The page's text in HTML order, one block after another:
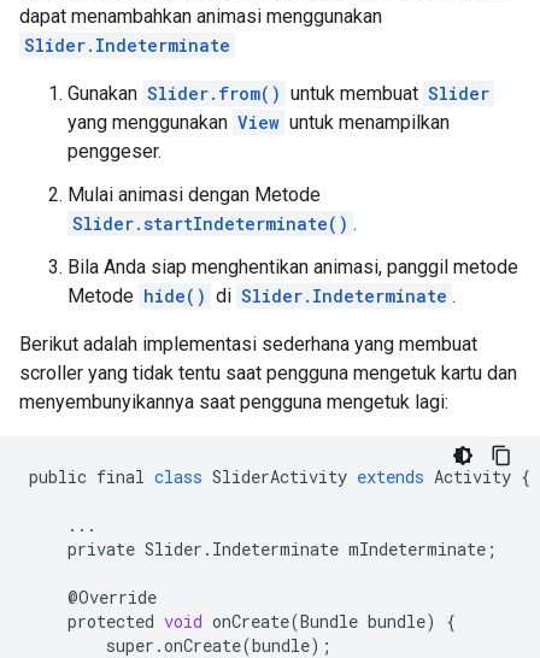
dapat menambahkan animasi menggunakan
Slider.Indeterminate
Gunakan Slider.from() untuk membuat Slider
yang menggunakan View untuk menampilkan
penggeser.
Mulai animasi dengan Metode
Slider.startIndeterminate() .
Bila Anda siap menghentikan animasi, panggil metode
Metode hide() di Slider.Indeterminate .
Berikut adalah implementasi sederhana yang membuat
scroller yang tidak tentu saat pengguna mengetuk kartu dan
menyembunyikannya saat pengguna mengetuk lagi:
public final class SliderActivity extends Activity {
...
private Slider . Indeterminate mIndeterminate ;
@Override
protected void onCreate(Bundle bundle)
{
super .onCreate(bundle);